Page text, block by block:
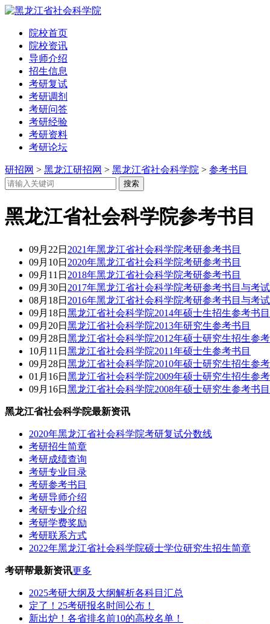
院校首页
院校资讯
导师介绍
招生信息
考研复试
考研调剂
考研问答
考研经验
考研资料
考研论坛
研招网 > 黑龙江研招网 > 黑龙江省社会科学院 > 参考书目
黑龙江省社会科学院参考书目
09月22日 2021年黑龙江省社会科学院考研参考书目
09月10日 2020年黑龙江省社会科学院考研参考书目
09月11日 2018年黑龙江省社会科学院考研参考书目
09月30日 2017年黑龙江省社会科学院考研参考书目与考试
08月18日 2016年黑龙江省社会科学院考研参考书目与考试
09月18日 黑龙江省社会科学院2014年硕士生招生参考书目
09月20日 黑龙江省社会科学院2013年研究生参考书目
09月28日 黑龙江省社会科学院2012年硕士研究生招生参考
10月11日 黑龙江省社会科学院2011年硕士生参考书目
09月28日 黑龙江省社会科学院2010年硕士研究生招生参考
01月16日 黑龙江省社会科学院2009年硕士研究生招生参考
09月16日 黑龙江省社会科学院2008年硕士研究生参考书目
黑龙江省社会科学院最新资讯
2020年黑龙江省社会科学院考研复试分数线
考研招生简章
考研成绩查询
考研专业目录
考研参考书目
考研导师介绍
考研专业介绍
考研学费奖励
考研联系方式
2022年黑龙江省社会科学院硕士学位研究生招生简章
考研帮最新资讯更多
2025考研大纲及大纲解析各科目汇总
定了！25考研报名时间公布！
新出炉！各省排名前10的高校名单！